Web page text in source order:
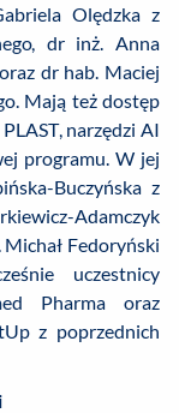
Olędzka z
dr inż. Anna
dr hab. Maciej
Mają też dostęp
narzędzi AI
programu. W jej
Buczyńska z
Adamczyk
Fedoryński
uczestnicy
Pharma oraz
z poprzednich